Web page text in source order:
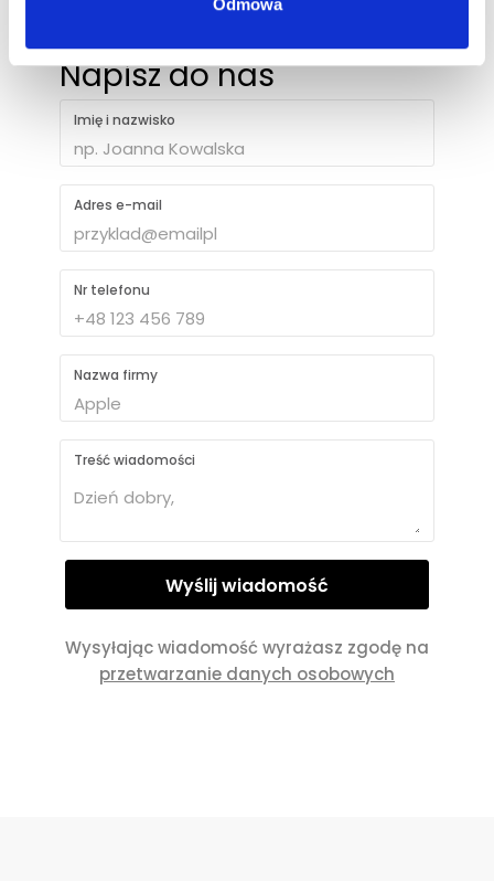
Odmowa
Napisz do nas
Imię i nazwisko
Adres e-mail
Nr telefonu
Nazwa firmy
Treść wiadomości
Wysyłając wiadomość wyrażasz zgodę na
przetwarzanie danych osobowych